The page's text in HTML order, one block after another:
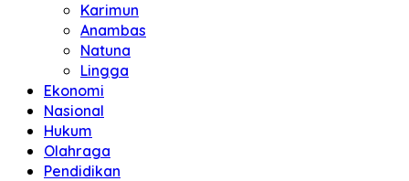
Karimun
Anambas
Natuna
Lingga
Ekonomi
Nasional
Hukum
Olahraga
Pendidikan